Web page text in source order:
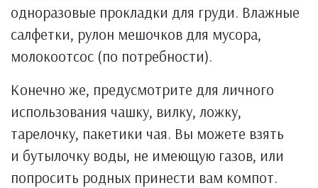
одноразовые прокладки для груди. Влажные
салфетки, рулон мешочков для мусора,
молокоотсос (по потребности).
Конечно же, предусмотрите для личного
использования чашку, вилку, ложку,
тарелочку, пакетики чая. Вы можете взять
и бутылочку воды, не имеющую газов, или
попросить родных принести вам компот.